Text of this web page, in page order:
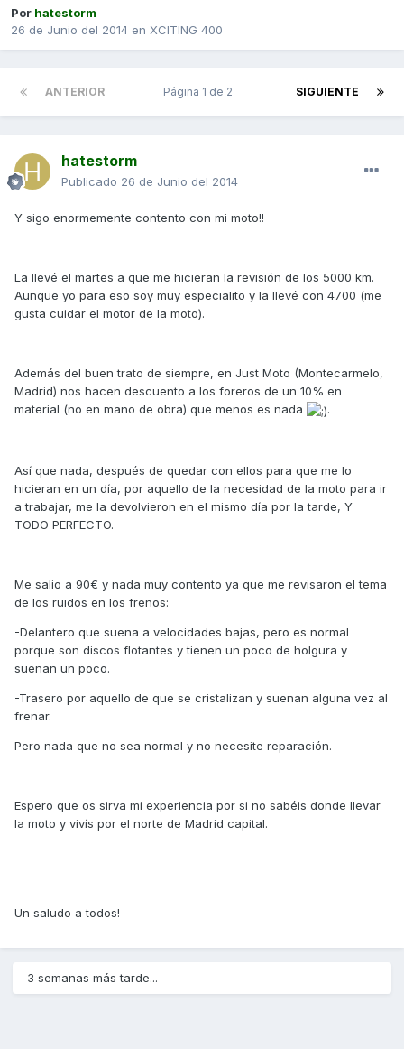
Por hatestorm
26 de Junio del 2014 en XCITING 400
ANTERIOR SIGUIENTE
Página 1 de 2
hatestorm
Publicado 26 de Junio del 2014
Y sigo enormemente contento con mi moto!!
La llevé el martes a que me hicieran la revisión de los 5000 km.
Aunque yo para eso soy muy especialito y la llevé con 4700 (me
gusta cuidar el motor de la moto).
Además del buen trato de siempre, en Just Moto (Montecarmelo,
Madrid) nos hacen descuento a los foreros de un 10% en
material (no en mano de obra) que menos es nada
.
Así que nada, después de quedar con ellos para que me lo
hicieran en un día, por aquello de la necesidad de la moto para ir
a trabajar, me la devolvieron en el mismo día por la tarde, Y
TODO PERFECTO.
Me salio a 90€ y nada muy contento ya que me revisaron el tema
de los ruidos en los frenos:
-Delantero que suena a velocidades bajas, pero es normal
porque son discos flotantes y tienen un poco de holgura y
suenan un poco.
-Trasero por aquello de que se cristalizan y suenan alguna vez al
frenar.
Pero nada que no sea normal y no necesite reparación.
Espero que os sirva mi experiencia por si no sabéis donde llevar
la moto y vivís por el norte de Madrid capital.
Un saludo a todos!
3 semanas más tarde...